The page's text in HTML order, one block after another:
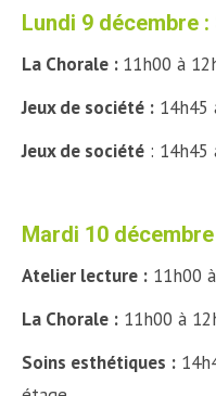
Lundi 9 décembre :
La Chorale : 11h00 à
Jeux de société : 14h45
Jeux de société : 14h45
Mardi 10
Atelier lecture : 11h00
La Chorale : 11h00 à
Soins esthétiques :